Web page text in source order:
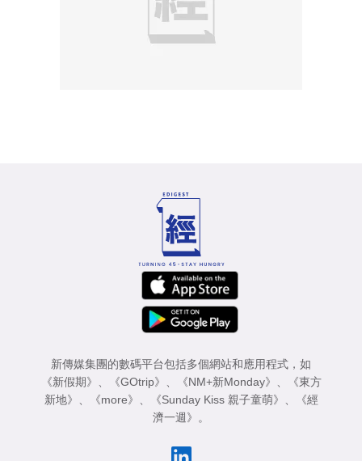
新傳媒集團的數碼平台包括多個網站和應用程式，如
《新假期》
《GOtrip》 《NM+新Monday》
《東方
新地》
《more》 《Sunday Kiss 親子童萌》
《經
濟一週》
。